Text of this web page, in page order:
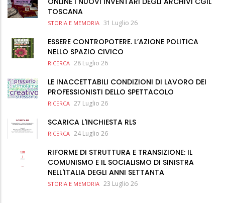
TOSCANA
STORIA E MEMORIA 31 Luglio 26
ESSERE CONTROPOTERE. L’AZIONE POLITICA
NELLO SPAZIO CIVICO
RICERCA 28 Luglio 26
LE INACCETTABILI CONDIZIONI DI LAVORO DEI
PROFESSIONISTI DELLO SPETTACOLO
RICERCA 27 Luglio 26
SCARICA L'INCHIESTA RLS
RICERCA 24 Luglio 26
RIFORME DI STRUTTURA E TRANSIZIONE: IL
COMUNISMO E IL SOCIALISMO DI SINISTRA
NELL'ITALIA DEGLI ANNI SETTANTA
STORIA E MEMORIA 23 Luglio 26